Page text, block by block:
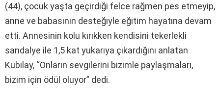
(44), çocuk yaşta geçirdiği felce rağmen pes etmeyip,
anne ve babasının desteğiyle eğitim hayatına devam
etti. Annesinin kolu kırıkken kendisini tekerlekli
sandalye ile 1,5 kat yukarıya çıkardığını anlatan
Kubilay, “Onların sevgilerini bizimle paylaşmaları,
bizim için ödül oluyor” dedi.